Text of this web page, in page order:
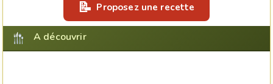
Proposez une recette
A découvrir